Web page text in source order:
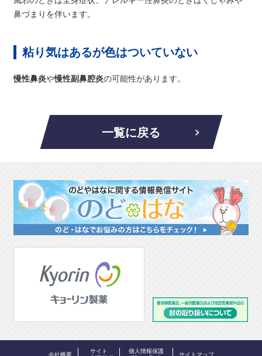
鼻づまりを伴います。
粘り気はあるが色はついていない
慢性鼻炎や慢性副鼻腔炎の可能性があります。
一覧に戻る
会社概要
サイト
個人情報保護
サイトマップ